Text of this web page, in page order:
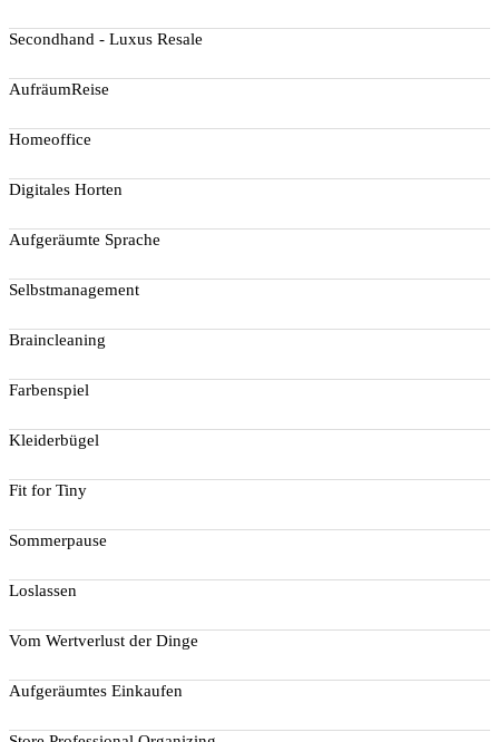
Secondhand - Luxus Resale
AufräumReise
Homeoffice
Digitales Horten
Aufgeräumte Sprache
Selbstmanagement
Braincleaning
Farbenspiel
Kleiderbügel
Fit for Tiny
Sommerpause
Loslassen
Vom Wertverlust der Dinge
Aufgeräumtes Einkaufen